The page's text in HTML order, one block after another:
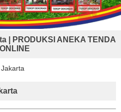
| PRODUKSI ANEKA TENDA